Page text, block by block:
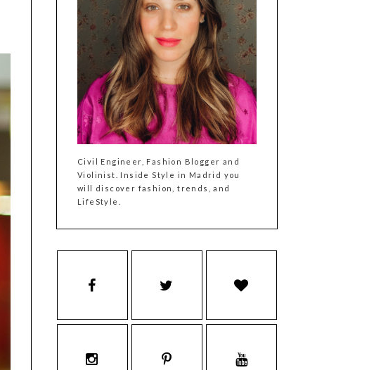
Civil Engineer, Fashion Blogger and
Violinist. Inside Style in Madrid you
will discover fashion, trends, and
LifeStyle.